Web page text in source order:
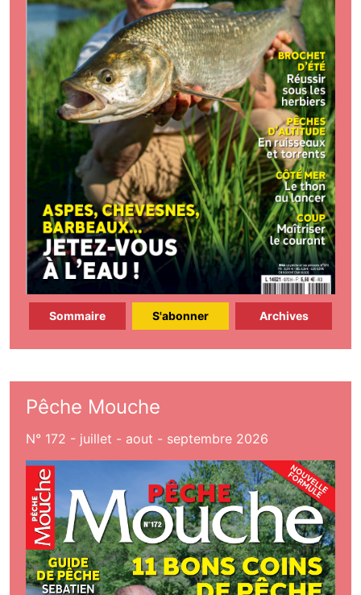
Sommaire S'abonner Archives
Pêche Mouche
N° 172 - juillet - aout - septembre 2026